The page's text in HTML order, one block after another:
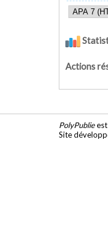
Actions
PolyPublieest
Site